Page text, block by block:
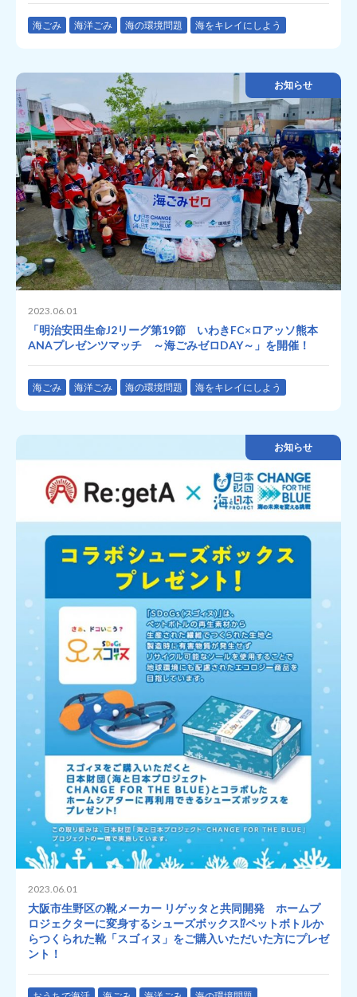
海ごみ 海洋ごみ 海の環境問題 海をキレイにしよう
お知らせ
2023.06.01
「明治安田生命J2リーグ第19節 いわきFC×ロアッソ熊本
ANAプレゼンツマッチ ～海ごみゼロDAY～」を開催！
海ごみ 海洋ごみ 海の環境問題 海をキレイにしよう
お知らせ
2023.06.01
大阪市生野区の靴メーカー リゲッタと共同開発 ホームプ
ロジェクターに変身するシューズボックス⁉ペットボトルか
らつくられた靴「スゴィヌ」をご購入いただいた方にプレゼ
ント！